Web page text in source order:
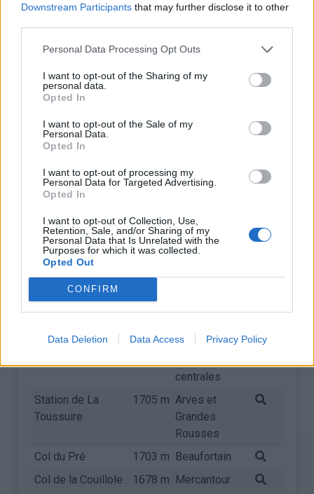
Downstream Participants that may further disclose it to other
Personal Data Processing Opt Outs
I want to opt-out of the Sharing of my
personal data.
Opted In
I want to opt-out of the Sale of my
Personal Data.
Opted In
I want to opt-out of processing my
Personal Data for Targeted Advertising.
Opted In
I want to opt-out of Collection, Use,
Retention, Sale, and/or Sharing of my
Personal Data that Is Unrelated with the
Purposes for which it was collected.
Opted Out
CONFIRM
Data Deletion Data Access Privacy Policy
1989 m
Roselend
Signal de Bisanne 1930 m Beaufortain
Col du Glandon
Grandes
Station de l'Alpe
d'Huez
1840 m Arves et
Rousses
Station de Sainte
Anne la
Condamine
1840 m Ubaye
Signal de Lure 1826 m
Ardiden
centrales
centrales
Station de La
Toussuire
1705 m Arves et
Grandes
Rousses
Col du Pré
1703 m Beaufortain
Col de la Couillole
1678 m Mercantour